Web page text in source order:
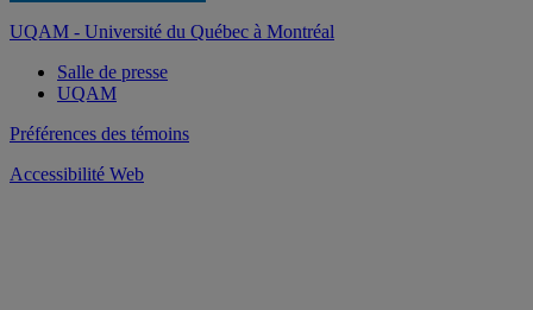
UQAM - Université du Québec à Montréal
Salle de presse
UQAM
Préférences des témoins
Accessibilité Web